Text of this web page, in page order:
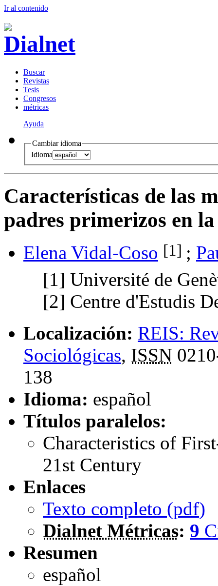
Ir al contenido
Buscar
Revistas
Tesis
Congresos
métricas
Ayuda
Cambiar idioma
Idioma
Características de las
padres primerizos en
Elena Vidal-Coso [1] ;
[1] Université de
[2] Centre d'Estudis
Localización: REIS:
Sociológicas, ISSN
138
Idioma: español
Títulos paralelos:
Characteristics of
21st Century
Enlaces
Texto completo (pdf)
Dialnet Métricas: 9
Resumen
español